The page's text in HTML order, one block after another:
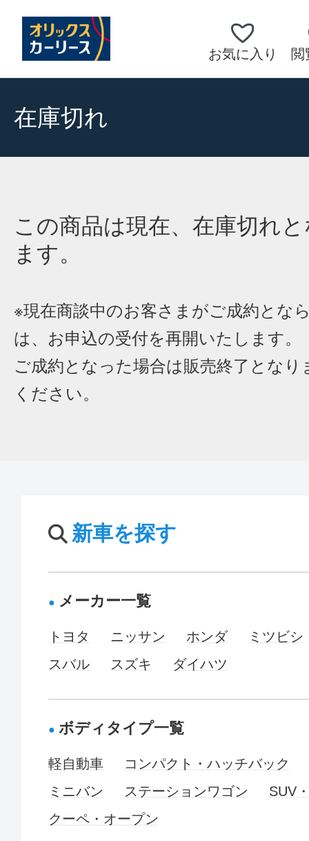
お気に入り 閲
在庫切れ
この商品は現在、在庫切れ
ます。
※現在商談中のお客さまがご成約とな
は、お申込の受付を再開いたします。
ご成約となった場合は販売終了となり
ください。
新車を探す
メーカー一覧
トヨタ ニッサン ホンダ
ミツビシ
スバル
スズキ ダイハツ
ボディタイプ一覧
軽自動車
コンパクト・ハッチバック
ミニバン
ステーションワゴン
SUV
クーペ・オープン